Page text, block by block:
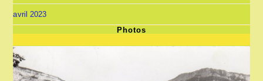
avril 2023
Photos